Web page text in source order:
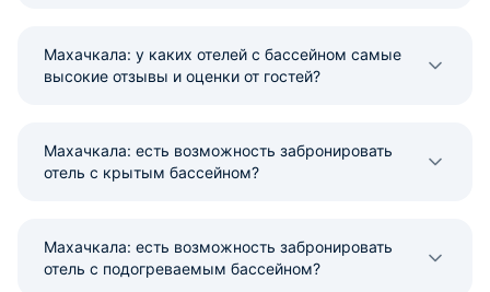
Махачкала: у каких отелей с бассейном самые
высокие отзывы и оценки от гостей?
Махачкала: есть возможность забронировать
отель с крытым бассейном?
Махачкала: есть возможность забронировать
отель с подогреваемым бассейном?